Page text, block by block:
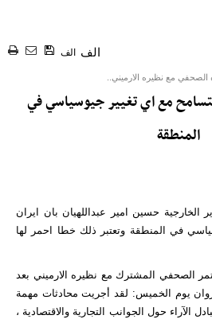
الف الف
مع نظيره الارميني..
تتسامح مع اي تغيير جيوسياسي في
المنطقة
الخارجية حسين امير عبداللهيان بان ايران
في المنطقة وتعتبر ذلك خطا احمر لها
الصحفي المشترك مع نظيره الارميني بعد
يوم الخميس: لقد أجريت محادثات مهمة
الآراء حول الجوانب التجارية والاقتصادية ،